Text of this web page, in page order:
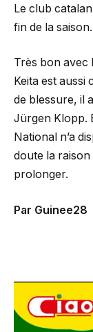
Le club
fin de la saison.
Très bon avec
Keita est
de blessure, il
Jürgen Klopp.
National n’a
doute la
prolonger.
Par Guinee28